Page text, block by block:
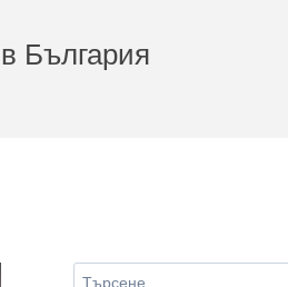
България
Търсене